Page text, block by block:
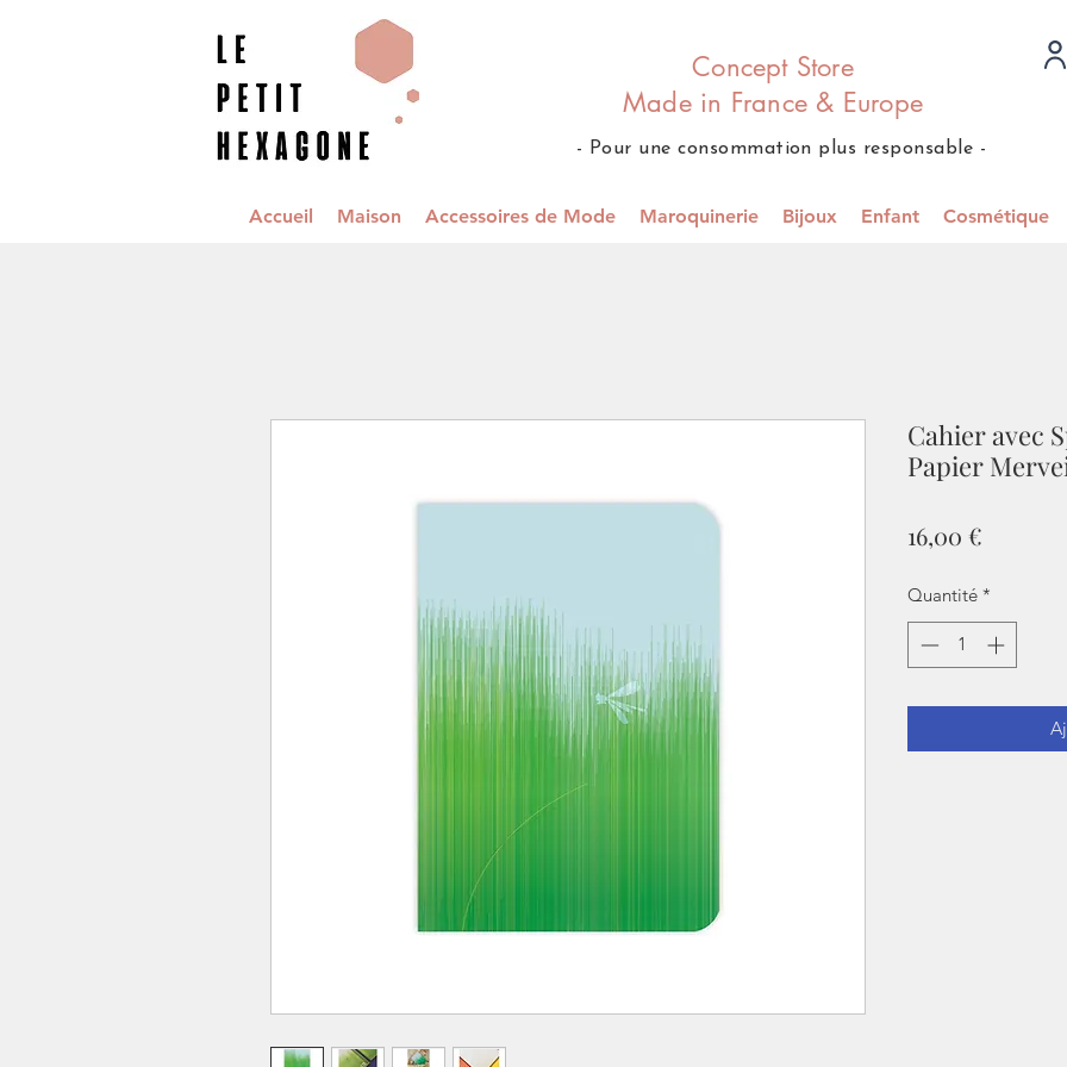
Concept Store
Made in France & Europe
- Pour une consommation plus responsable -
Accueil Maison Accessoires de Mode Maroquinerie Bijoux Enfant Cosmétique
Cahier avec
Papier
16,00 €
Quantité *